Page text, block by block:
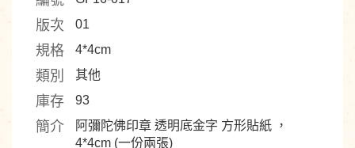
版次 01
規格 4*4cm
類別 其他
庫存 93
簡介
阿彌陀佛印章 透明底金字 方形貼紙 ，
4*4cm (一份兩張)